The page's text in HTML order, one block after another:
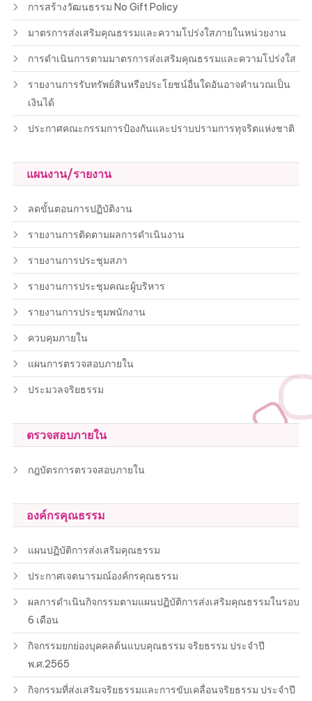
การสร้างวัฒนธรรม No Gift Policy
มาตรการส่งเสริมคุณธรรมและความโปร่งใสภายในหน่วยงาน
การดำเนินการตามมาตรการส่งเสริมคุณธรรมและความโปร่งใส
รายงานการรับทรัพย์สินหรือประโยชน์อื่นใดอันอาจคำนวณเป็น
เงินได้
ประกาศคณะกรรมการป้องกันและปราบปรามการทุจริตแห่งชาติ
แผนงาน/รายงาน
ลดขั้นตอนการปฏิบัติงาน
รายงานการติดตามผลการดำเนินงาน
รายงานการประชุมสภา
รายงานการประชุมคณะผู้บริหาร
รายงานการประชุมพนักงาน
ควบคุมภายใน
แผนการตรวจสอบภายใน
ประมวลจริยธรรม
ตรวจสอบภายใน
กฎบัตรการตรวจสอบภายใน
องค์กรคุณธรรม
แผนปฏิบัติการส่งเสริมคุณธรรม
ประกาศเจตนารมณ์องค์กรคุณธรรม
ผลการดำเนินกิจกรรมตามแผนปฏิบัติการส่งเสริมคุณธรรมในรอบ
6 เดือน
กิจกรรมยกย่องบุคคลต้นแบบคุณธรรม จริยธรรม ประจำปี
พ.ศ.2565
กิจกรรมที่ส่งเสริมจริยธรรมและการขับเคลื่อนจริยธรรม ประจำปี